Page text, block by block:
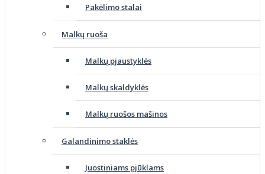
Pakėlimo stalai
Malkų ruoša
Malkų pjaustyklės
Malkų skaldyklės
Malkų ruošos mašinos
Galandinimo staklės
Juostiniams pjūklams